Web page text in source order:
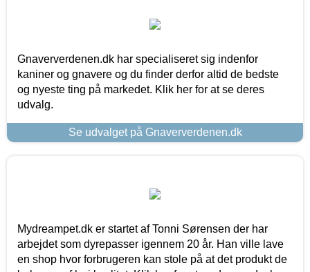
Gnaververdenen.dk har specialiseret sig indenfor
kaniner og gnavere og du finder derfor altid de bedste
og nyeste ting på markedet. Klik her for at se deres
udvalg.
Se udvalget på Gnaververdenen.dk
Mydreampet.dk er startet af Tonni Sørensen der har
arbejdet som dyrepasser igennem 20 år. Han ville lave
en shop hvor forbrugeren kan stole på at det produkt de